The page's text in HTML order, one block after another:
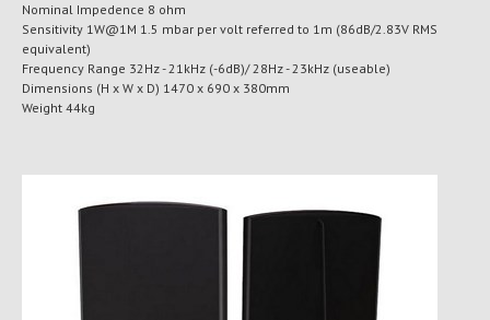
Nominal Impedence 8 ohm
Sensitivity 1W@1M 1.5 mbar per volt referred to 1m (86dB/2.83V RMS
equivalent)
Frequency Range 32Hz - 21kHz (-6dB)/ 28Hz - 23kHz (useable)
Dimensions (H x W x D) 1470 x 690 x 380mm
Weight 44kg